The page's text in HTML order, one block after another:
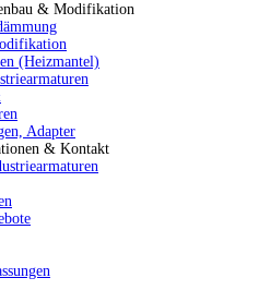
& Modifikation
(Heizmantel)
Adapter
& Kontakt